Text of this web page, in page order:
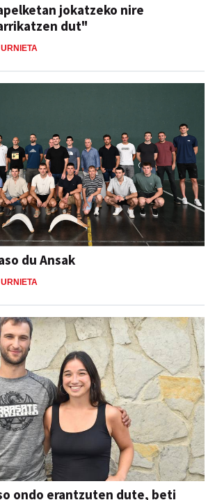
jokatzeko nire
dut"
URNIETA
du Ansak
URNIETA
ondo erantzuten dute, beti